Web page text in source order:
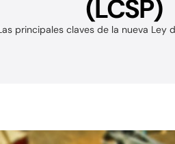
(LCSP)
principales claves de la nueva Ley